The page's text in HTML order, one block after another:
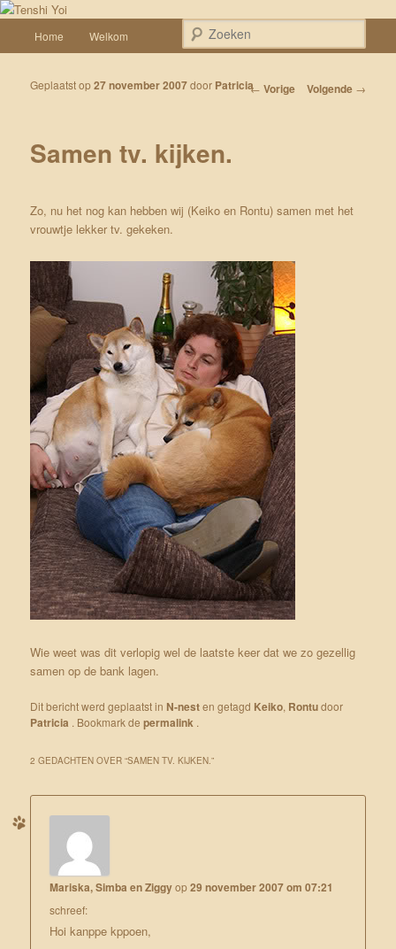
Spring naar de primaire inhoud
Tenshi Yoi
Een weblog over onze Shiba’s (Keiko, Rontu, Miyuki, Tatsu en Yumi)
Home Welkom
Bericht navigatie
← Vorige Volgende →
Samen tv. kijken.
Geplaatst op27 november 2007door Patricia
Zo, nu het nog kan hebben wij (Keiko en Rontu) samen met het
vrouwtje lekker tv. gekeken.
Wie weet was dit verlopig wel de laatste keer dat we zo gezellig
samen op de bank lagen.
Dit bericht werd geplaatst in N-nesten getagd Keiko, Rontudoor
Patricia . Bookmark depermalink .
2 GEDACHTEN OVER “SAMEN TV. KIJKEN.”
Mariska, Simba en Ziggyop29 november 2007 om 07:21
schreef:
Hoi kanppe kppoen,